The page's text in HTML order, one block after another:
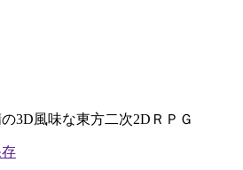
3D風味な東方二次2DＲＰＧ